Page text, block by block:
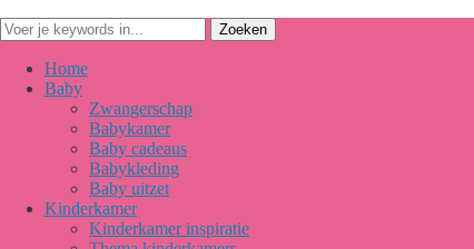
Home
Baby
Zwangerschap
Babykamer
Baby cadeaus
Babykleding
Baby uitzet
Kinderkamer
Kinderkamer inspiratie